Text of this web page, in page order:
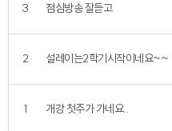
3 점심방송 잘듣고
2 설레이는2학기시작이네요~~
1 개강 첫주가 가네요..